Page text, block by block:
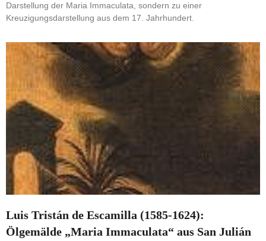
Darstellung der Maria Immaculata, sondern zu einer
Kreuzigungsdarstellung aus dem 17. Jahrhundert.
Luis Tristán de Escamilla (1585-1624):
Ölgemälde „Maria Immaculata“ aus San Julián